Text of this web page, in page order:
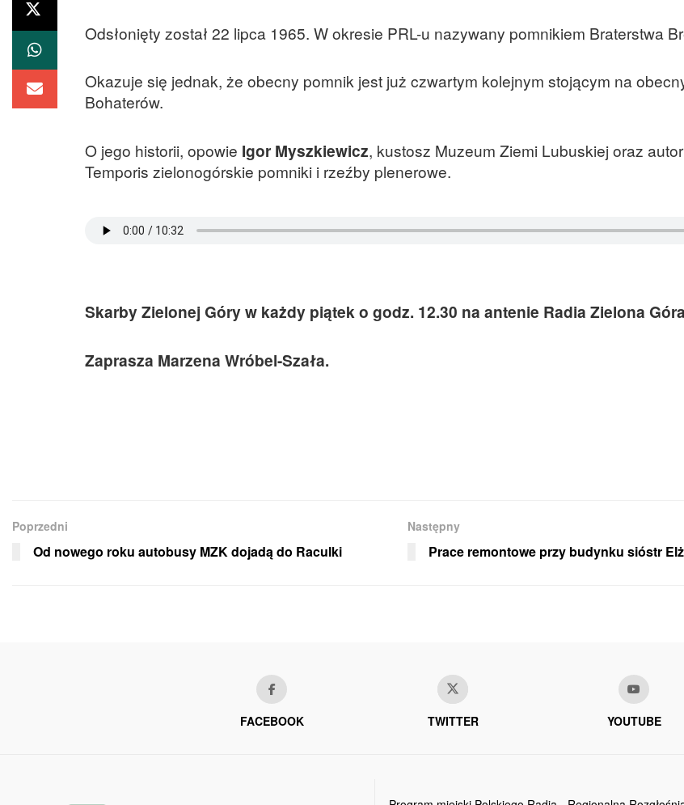
Odsłonięty został 22 lipca 1965. W okresie PRL-u nazywany pomnikiem Braterstwa
Okazuje się jednak, że obecny pomnik jest już czwartym kolejnym stojącym na
Bohaterów.
O jego historii, opowie Igor Myszkiewicz, kustosz Muzeum Ziemi Lubuskiej oraz
Temporis zielonogórskie pomniki i rzeźby plenerowe.
Skarby Zielonej Góry w każdy piątek o godz. 12.30 na antenie Radia Zielona
Zaprasza Marzena Wróbel-Szała.
Poprzedni
Od nowego roku autobusy MZK dojadą do Raculki
Następny
Prace remontowe przy budynku sióstr
FACEBOOK TWITTER YOUTUBE